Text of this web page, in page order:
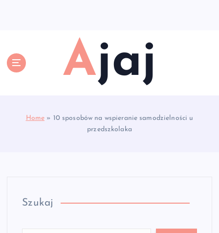
Ajaj
Home » 10 sposobów na wspieranie samodzielności u
przedszkolaka
Szukaj